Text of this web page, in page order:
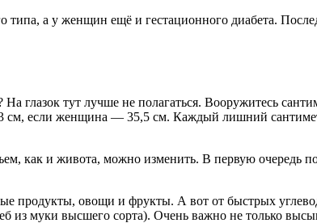
типа, а у женщин ещё и гестационного диабета.
глазок тут лучше не полагаться. Вооружитесь
см, если женщина — 35,5 см. Каждый лишний
как и живота, можно изменить. В первую
овощи и фрукты. А вот от быстрых
из муки высшего сорта). Очень важно не только